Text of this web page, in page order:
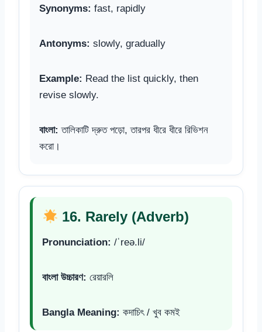
Synonyms: fast, rapidly
Antonyms: slowly, gradually
Example: Read the list quickly, then
revise slowly.
বাংলা: তালিকাটি দ্রুত পড়ো, তারপর ধীরে ধীরে রিভিশন
করো।
16. Rarely (Adverb)
Pronunciation: /ˈreə.li/
বাংলা উচ্চারণ: রেয়ারলি
Bangla Meaning: কদাচিৎ / খুব কমই